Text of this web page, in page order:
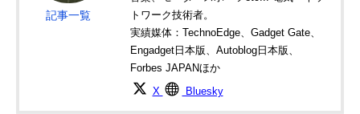
記事一覧
トワーク技術者。
実績媒体：TechnoEdge、Gadget Gate、
Engadget日本版、Autoblog日本版、
Forbes JAPANほか
X Bluesky